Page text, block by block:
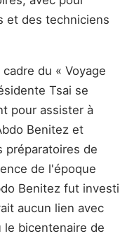
et des techniciens
du « Voyage
Tsai se
pour assister à
Benitez et
préparatoires de
de l'époque
Benitez fut investi
aucun lien avec
le bicentenaire de